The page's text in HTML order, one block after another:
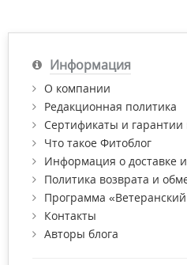
Информация
О компании
Редакционная политика
Сертификаты и гарантии
Что такое Фитоблог
Информация о доставке
Политика возврата и
Программа
Контакты
Авторы блога